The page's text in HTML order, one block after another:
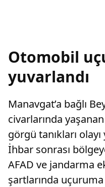
Otomobil
yuvarlandı
Manavgat’a bağlı
civarlarında
görgü tanıkları
İhbar sonrası
AFAD ve jandarma
şartlarında